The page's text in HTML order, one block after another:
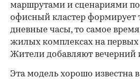
маршрутами и сценариями
офисный кластер формирует
дневные часы, то самое
жилых комплексах на
Жители добавляют вечерний
Эта модель хорошо известна